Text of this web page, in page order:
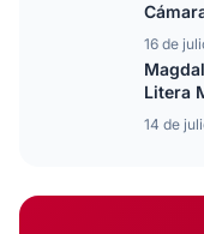
16 de
Litera
14 de